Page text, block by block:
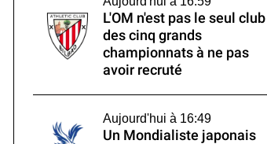
L'OM n'est pas le seul club
des cinq grands
championnats à ne pas
avoir recruté
Aujourd'hui à 16:49
Un Mondialiste japonais